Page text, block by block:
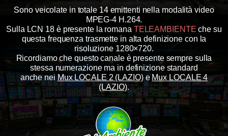
Sono veicolate in totale 14 emittenti nella modalità video
MPEG-4 H.264.
Sulla LCN 18 è presente la romana TELEAMBIENTE che su
questa frequenza trasmette in alta definizione con la
risoluzione 1280×720.
Ricordiamo che questo canale è presente sempre sulla
stessa numerazione ma in definizione standard
anche neiMux LOCALE 2 (LAZIO)e Mux LOCALE 4
(LAZIO).